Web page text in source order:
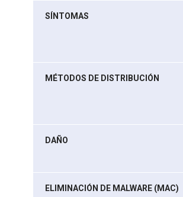
SÍNTOMAS
MÉTODOS DE DISTRIBUCIÓN
DAÑO
ELIMINACIÓN DE MALWARE (MAC)